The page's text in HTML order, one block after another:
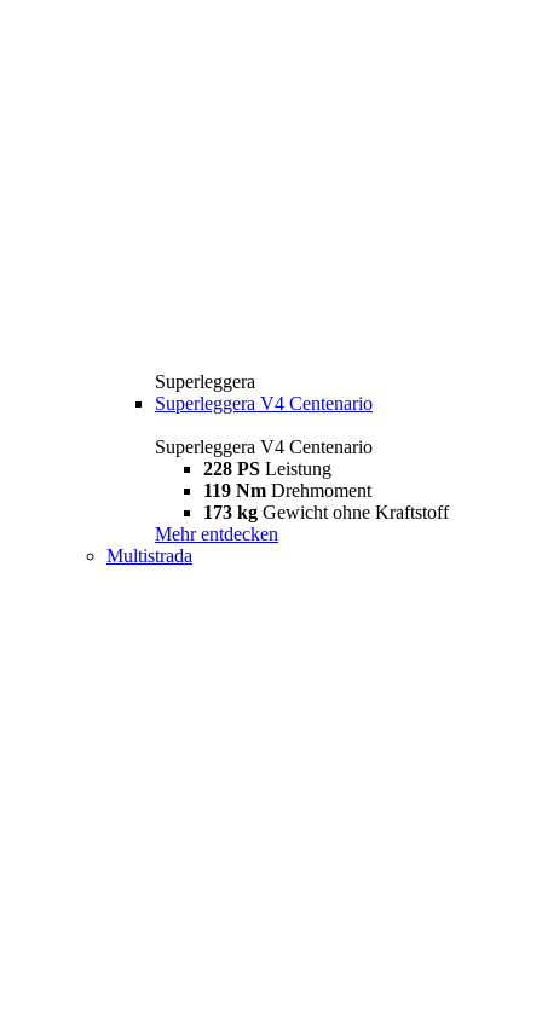
Superleggera
Superleggera V4 Centenario
Superleggera V4 Centenario
228 PS Leistung
119 Nm Drehmoment
173 kg Gewicht ohne Kraftstoff
Mehr entdecken
Multistrada